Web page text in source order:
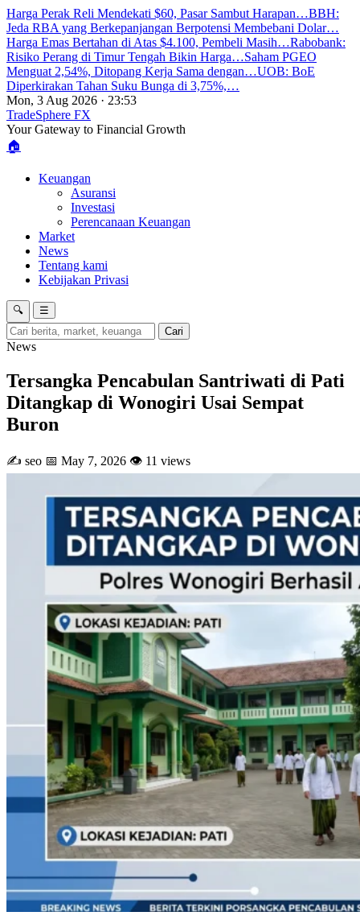
Harga Perak Reli Mendekati $60, Pasar Sambut Harapan…BBH:
Jeda RBA yang Berkepanjangan Berpotensi Membebani Dolar…
Harga Emas Bertahan di Atas $4.100, Pembeli Masih…Rabobank:
Risiko Perang di Timur Tengah Bikin Harga…Saham PGEO
Menguat 2,54%, Ditopang Kerja Sama dengan…UOB: BoE
Diperkirakan Tahan Suku Bunga di 3,75%,…
Mon, 3 Aug 2026 · 23:53
TradeSphere FX
Your Gateway to Financial Growth
🏠
Keuangan
Asuransi
Investasi
Perencanaan Keuangan
Market
News
Tentang kami
Kebijakan Privasi
🔍
☰
Cari
News
Tersangka Pencabulan Santriwati di Pati
Ditangkap di Wonogiri Usai Sempat
Buron
✍️ seo 📅 May 7, 2026 👁 11 views